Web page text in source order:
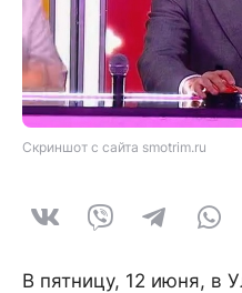
Скриншот с сайта smotrim.ru
В пятницу, 12 июня, в